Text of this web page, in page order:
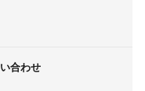
合わせ